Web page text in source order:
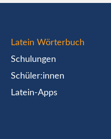
Latein Wörterbuch
Schulungen
Schüler:innen
Latein-Apps